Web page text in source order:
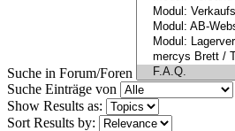
Suche in Forum/Foren
Suche Einträge von
Show Results as:
Sort Results by: